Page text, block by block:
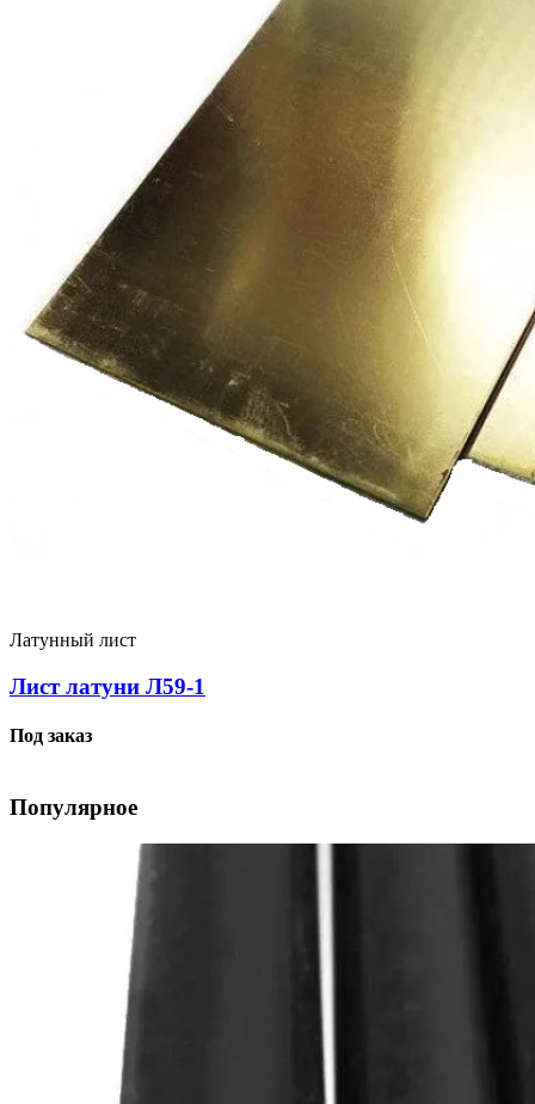
Латунный лист
Лист латуни Л59-1
Под заказ
Популярное